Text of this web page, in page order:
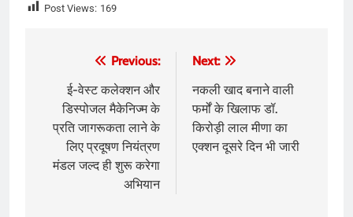
Post Views: 169
navigation
Previous:
ई-वेस्ट कलेक्शन और
डिस्पोजल मैकेनिज्म के
प्रति जागरूकता लाने के
लिए प्रदूषण नियंत्रण
मंडल जल्द ही शुरू करेगा
अभियान
Next:
नकली खाद बनाने वाली
फर्मों के खिलाफ डॉ.
किरोड़ी लाल मीणा का
एक्शन दूसरे दिन भी जारी